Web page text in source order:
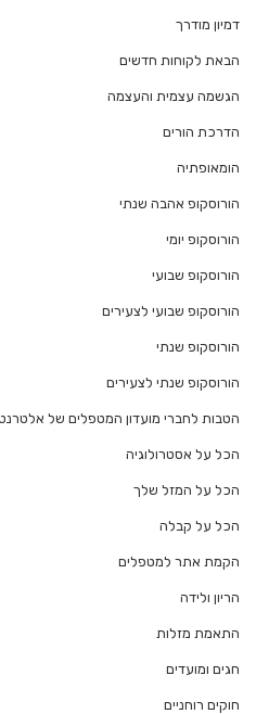
דמיון מודרך
הבאת לקוחות חדשים
הגשמה עצמית והעצמה
הדרכת הורים
הומאופתיה
הורוסקופ אהבה שנתי
הורוסקופ יומי
הורוסקופ שבועי
הורוסקופ שבועי לצעירים
הורוסקופ שנתי
הורוסקופ שנתי לצעירים
הטבות לחברי מועדון המטפלים של
הכל על אסטרולוגיה
הכל על המזל שלך
הכל על קבלה
הקמת אתר למטפלים
הריון ולידה
התאמת מזלות
חגים ומועדים
חוקים רוחניים